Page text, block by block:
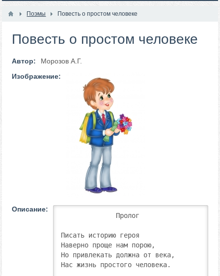
Поэмы Повесть о простом человеке
Повесть о простом человеке
Автор:
Морозов А.Г.
Изображение:
Описание:
              Пролог
Писать историю героя
Наверно проще нам порою,
Но привлекать должна от века,
Нас жизнь простого человека.